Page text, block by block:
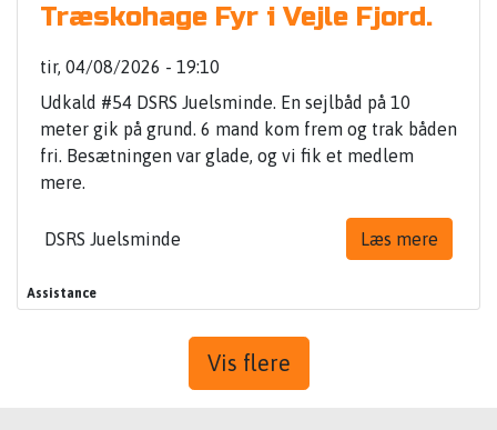
Træskohage Fyr i Vejle Fjord.
tir, 04/08/2026 - 19:10
Udkald #54 DSRS Juelsminde. En sejlbåd på 10
meter gik på grund. 6 mand kom frem og trak båden
fri. Besætningen var glade, og vi fik et medlem
mere.
DSRS Juelsminde Læs mere
Assistance
Vis flere